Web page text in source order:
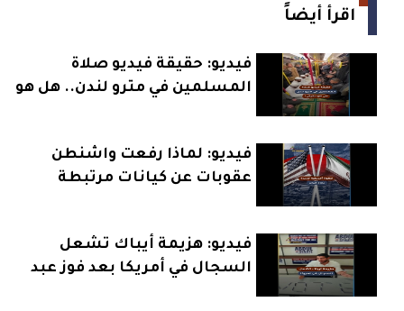
اقرأ أيضاً
فيديو: حقيقة فيديو صلاة
المسلمين في مترو لندن.. هل هو
فيديو: لماذا رفعت واشنطن
عقوبات عن كيانات مرتبطة
فيديو: هزيمة أيباك تشعل
السجال في أمريكا بعد فوز عبد